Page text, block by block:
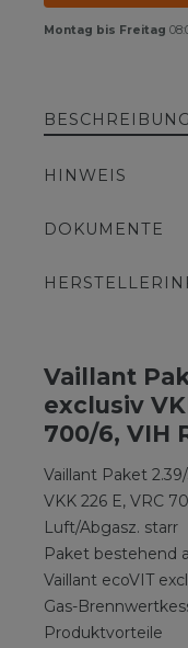
Montag bis Freitag
BESCHREIBUNG
HINWEIS
DOKUMENTE
Vaillant
exclusiv
700/6, VIH
Vaillant Paket
VKK 226 E, VRC
Luft/Abgasz. starr
Paket bestehend
Vaillant ecoVIT
Gas-
Produktvorteile